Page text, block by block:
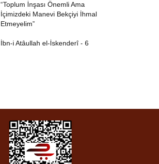
“Toplum İnşası Önemli Ama
İçimizdeki Manevi Bekçiyi İhmal
Etmeyelim”
İbn-i Atâullah el-İskenderî - 6